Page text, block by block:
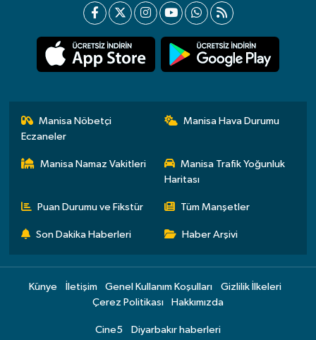
Manisa Nöbetçi
Eczaneler
Manisa Hava Durumu
Manisa Namaz Vakitleri
Manisa Trafik Yoğunluk
Haritası
Puan Durumu ve Fikstür Tüm Manşetler
Son Dakika Haberleri Haber Arşivi
Künye İletişim Genel Kullanım Koşulları
Gizlilik İlkeleri
Çerez Politikası
Hakkımızda
Cine5 Diyarbakır haberleri